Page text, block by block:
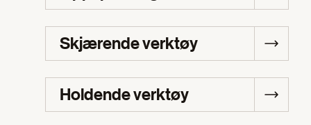
Skjærende verktøy
Holdende verktøy